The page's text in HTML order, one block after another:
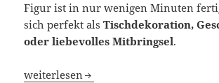
Figur ist in nur wenigen Minuten
sich perfekt alsTischdekoration,
oder liebevolles Mitbringsel.
Kreative Faltideen aus
weiterlesen